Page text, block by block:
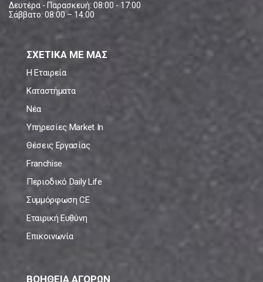
Δευτέρα - Παρασκευή: 08:00 - 17:00
Σάββατο: 08:00 – 14:00
ΣΧΕΤΙΚΑ ΜΕ ΜΑΣ
Η Εταιρεία
Καταστήματα
Νέα
Υπηρεσίες Market In
Θέσεις Εργασίας
Franchise
Περιοδικό Daily Life
Συμμόρφωση CE
Εταιρική Ευθύνη
Επικοινωνία
ΒΟΗΘΕΙΑ ΑΓΟΡΩΝ